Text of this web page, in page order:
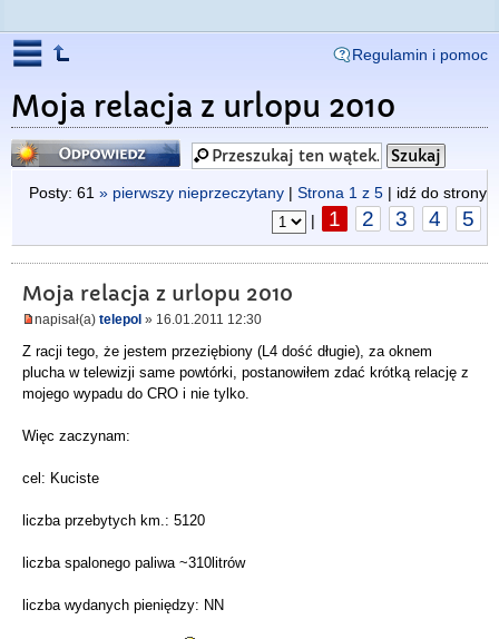
Regulamin i pomoc
Moja relacja z urlopu 2010
Odpowiedz
Posty: 61 » pierwszy nieprzeczytany | Strona 1 z 5 | idź do strony
|
1 2 3 4 5
Moja relacja z urlopu 2010
napisał(a) telepol » 16.01.2011 12:30
Z racji tego, że jestem przeziębiony (L4 dość długie), za oknem
plucha w telewizji same powtórki, postanowiłem zdać krótką relację z
mojego wypadu do CRO i nie tylko.
Więc zaczynam:
cel: Kuciste
liczba przebytych km.: 5120
liczba spalonego paliwa ~310litrów
liczba wydanych pieniędzy: NN